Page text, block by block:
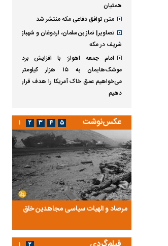
همتیان
متن توافق دفاعی مکه منتشر شد
تصاویر| نماز بن‌سلمان، اردوغان و شهباز
شریف در مکه
امام‌ جمعه اهواز: با افزایش برد
موشک‌هایمان به ۱۵ هزار کیلومتر
می‌خواهیم عمق خاک آمریکا را هدف قرار
دهیم
عکس‌نوشت
مرصاد و الهیات سیاسی مجاهدین خلق
۱ ۲ ۳ ۴ ۵